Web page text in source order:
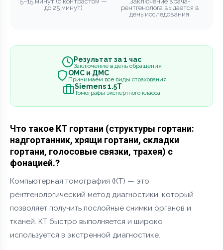
до 25 минут)
рентгенолога выдается в
день исследования.
Результат за 1 час
Заключение в день обращения
ОМС и ДМС
Принимаем все виды страхования
Siemens 1.5Т
Томографы экспертного класса
Что такое КТ гортани (структуры гортани:
надгортанник, хрящи гортани, складки
гортани, голосовые связки, трахея) с
фонацией.?
Компьютерная томография (КТ) — это
рентгенологический метод диагностики, который
позволяет получить послойные снимки органов и
тканей. КТ быстро выполняется и широко
используется в экстренной диагностике.